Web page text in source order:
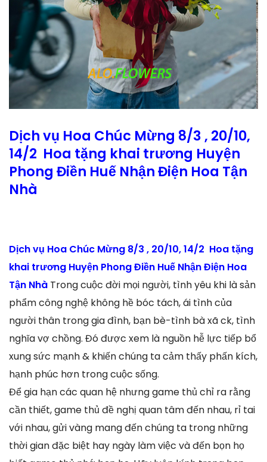
Dịch vụ Hoa Chúc Mừng 8/3 , 20/10,
14/2 Hoa tặng khai trương Huyện
Phong Điền Huế Nhận Điện Hoa Tận
Nhà
Dịch vụ Hoa Chúc Mừng 8/3 , 20/10, 14/2 Hoa tặng
khai trương Huyện Phong Điền Huế Nhận Điện Hoa
Tận Nhà Trong cuộc đời mọi người, tình yêu khi là sản
phẩm công nghệ không hề bóc tách, ái tình của
người thân trong gia đình, bạn bè-tình bà xã ck, tình
nghĩa vợ chồng. Đó được xem là nguồn hễ lực tiếp bổ
xung sức mạnh & khiến chúng ta cảm thấy phấn kích,
hạnh phúc hơn trong cuộc sống.
Để gia hạn các quan hệ nhưng game thủ chỉ ra rằng
cần thiết, game thủ đề nghị quan tâm đến nhau, rỉ tai
với nhau, gửi vàng mang đến chúng ta trong những
thời gian đặc biệt hay ngày làm việc và đến bọn họ